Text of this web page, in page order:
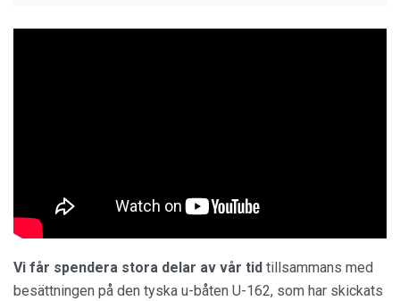
Vi får spendera stora delar av vår tid tillsammans med
besättningen på den tyska u-båten U-162, som har skickats